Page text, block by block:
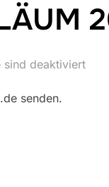
sind deaktiviert
senden.